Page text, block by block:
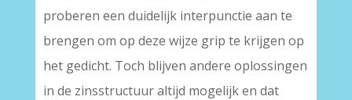
proberen een duidelijk interpunctie aan te
brengen om op deze wijze grip te krijgen op
het gedicht. Toch blijven andere oplossingen
in de zinsstructuur altijd mogelijk en dat